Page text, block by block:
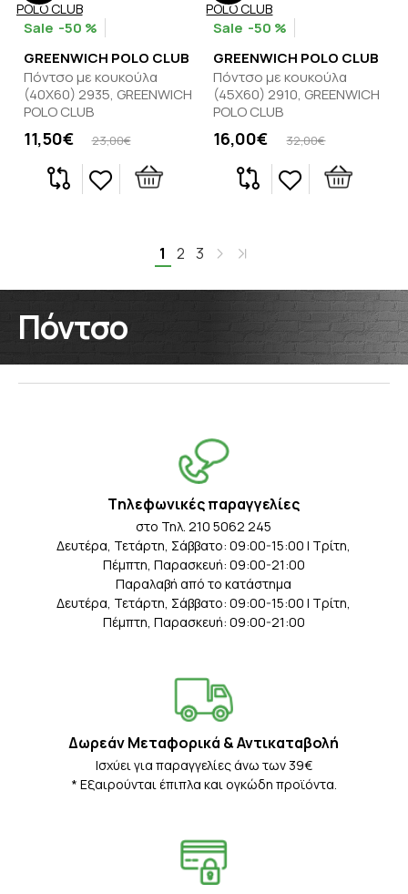
Πόντσο
-50 %
GREENWICH POLO CLUB
Πόντσο με κουκούλα
(40Χ60) 2935, GREENWICH
POLO CLUB
23,00€
11,50€
-50 %
GREENWICH POLO CLUB
Πόντσο με κουκούλα
(45Χ60) 2910, GREENWICH
POLO CLUB
32,00€
16,00€
1 2 3
Tηλεφωνικές παραγγελίες
στο Τηλ. 210 5062 245
Δευτέρα, Τετάρτη, Σάββατο: 09:00-15:00 | Τρίτη,
Πέμπτη, Παρασκευή: 09:00-21:00
Παραλαβή από το κατάστημα
Δευτέρα, Τετάρτη, Σάββατο: 09:00-15:00 | Τρίτη,
Πέμπτη, Παρασκευή: 09:00-21:00
Δωρεάν Μεταφορικά & Αντικαταβολή
Iσχύει για παραγγελίες άνω των 39€
* Eξαιρούνται έπιπλα και ογκώδη προϊόντα.